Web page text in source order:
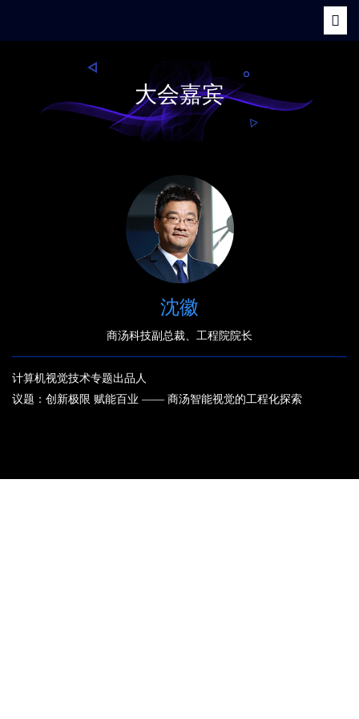
切
换
大会嘉宾
沈徽
商汤科技副总裁、工程院院长
计算机视觉技术专题出品人
议题：创新极限 赋能百业 —— 商汤智能视觉的工程化探索